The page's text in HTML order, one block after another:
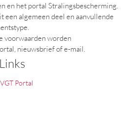
en het portal Stralingsbescherming.
een algemeen deel en aanvullende
voorwaarden worden
nieuwsbrief of e-mail.
Portal